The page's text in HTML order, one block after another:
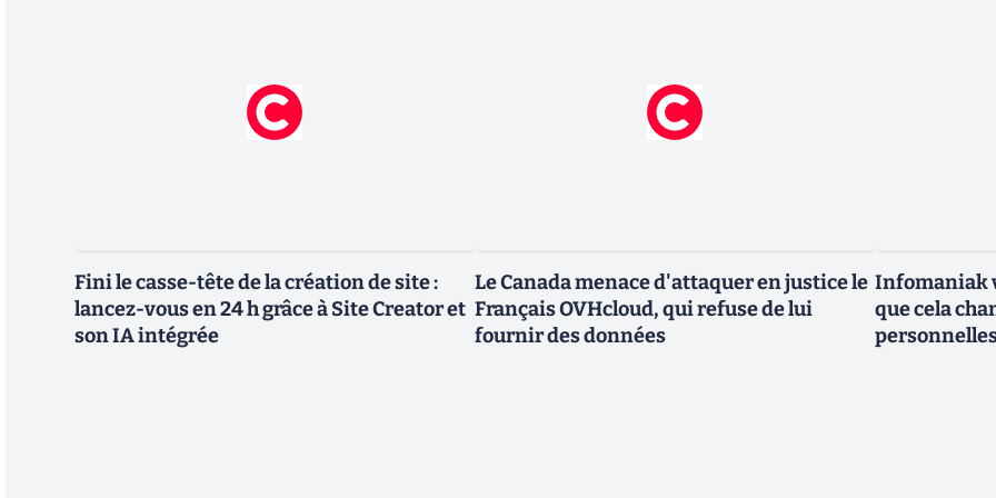
Fini le casse-tête de la création de site :
lancez-vous en 24 h grâce à Site Creator et
son IA intégrée
Le Canada menace d'attaquer en justice le
Français OVHcloud, qui refuse de lui
fournir des données
Infomaniak
que cela